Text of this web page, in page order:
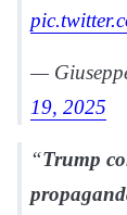
—
19, 2025
“Trump